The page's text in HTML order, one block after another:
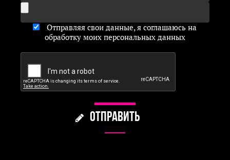
Отправляя свои данные, я соглашаюсь на
обработку моих персональных данных
ОТПРАВИТЬ